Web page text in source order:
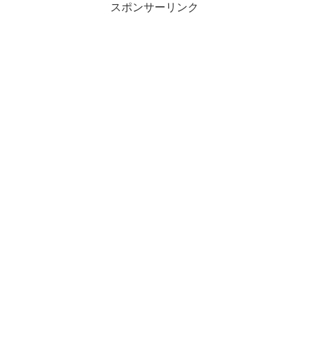
スポンサーリンク